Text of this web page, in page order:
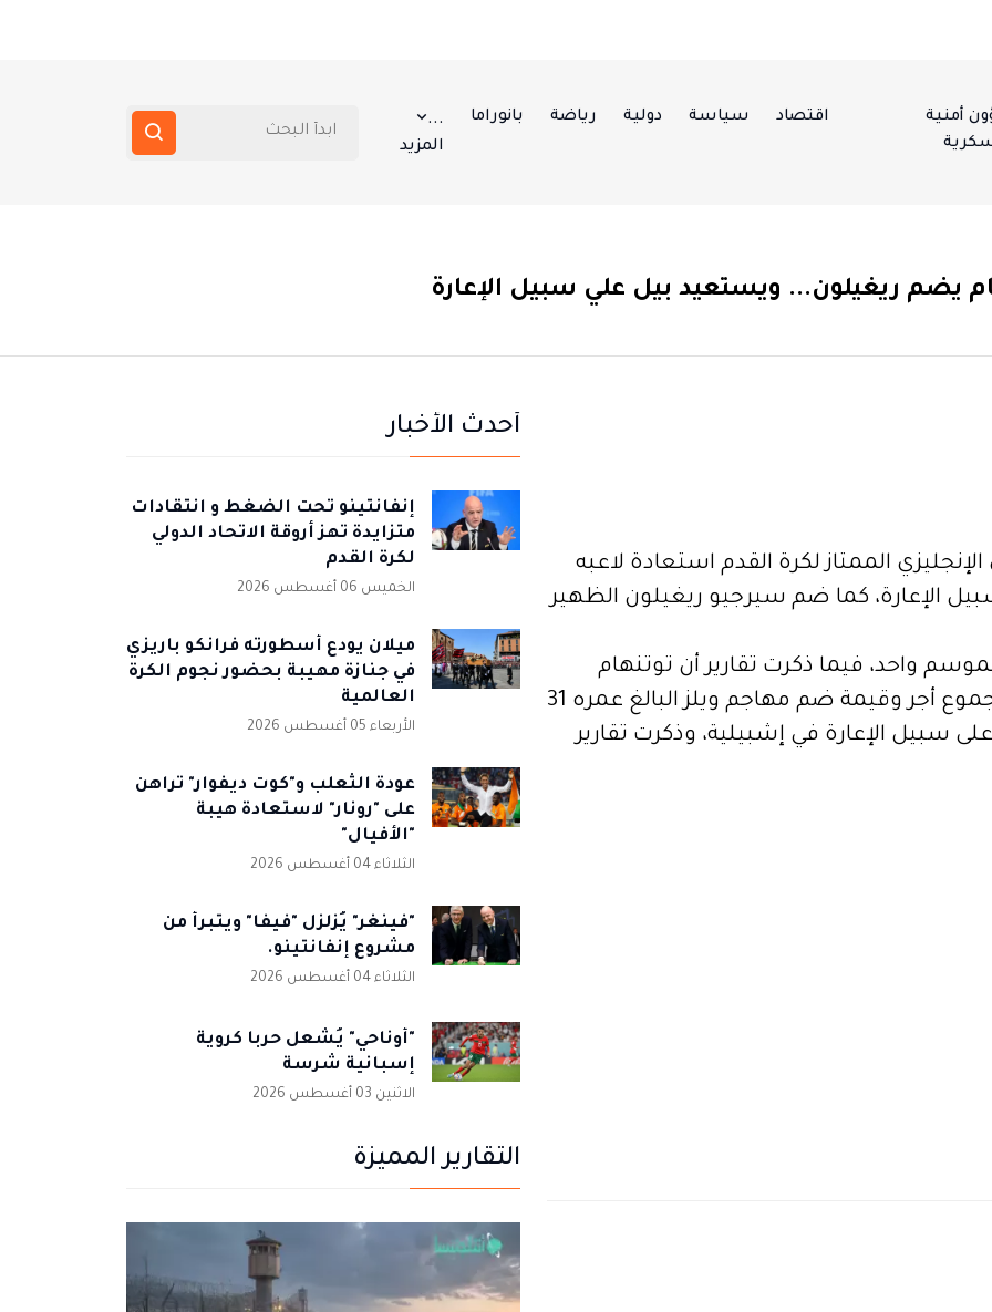
أمنية
اقتصاد سياسة دولية رياضة بانوراما
...
المزيد
يضم ريغيلون... ويستعيد بيل علي سبيل الإعارة
الممتاز لكرة القدم استعادة لاعبه
الإعارة، كما ضم سيرجيو ريغيلون الظهير
واحد، فيما ذكرت تقارير أن توتنهام
سيدفع 20 مليون جنيه إسترليني في مجموع أجر وقيمة ضم مهاجم ويلز البالغ عمره 31
سبيل الإعارة في إشبيلية، وذكرت تقارير
أحدث الأخبار
إنفانتينو تحت الضغط و انتقادات
متزايدة تهز أروقة الاتحاد الدولي
لكرة القدم
الخميس 06 أغسطس 2026
ميلان يودع أسطورته فرانكو باريزي
في جنازة مهيبة بحضور نجوم الكرة
العالمية
الأربعاء 05 أغسطس 2026
عودة الثعلب و"كوت ديفوار" تراهن
على "رونار" لاستعادة هيبة
"الأفيال"
الثلاثاء 04 أغسطس 2026
"فينغر" يُزلزل "فيفا" ويتبرأ من
مشروع إنفانتينو.
الثلاثاء 04 أغسطس 2026
"أوناحي" يُشعل حربا كروية
إسبانية شرسة
الاثنين 03 أغسطس 2026
التقارير المميزة